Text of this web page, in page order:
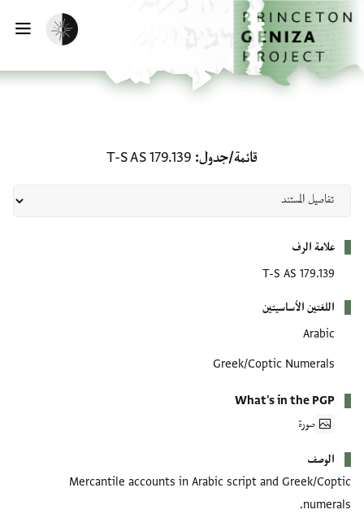
إلى المحتوى الرئيسي
الرئيسية
تفعيل الوضع المظلم
قائمة/جدول T-S AS 179.139
علامة الرف
T-S AS 179.139
اللغتين الأساسيتين
Arabic
Greek/Coptic Numerals
What's in the PGP
صورة
الوصف
Mercantile accounts in Arabic script and Greek/Coptic
numerals.